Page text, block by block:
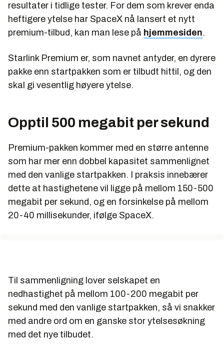
resultater i tidlige tester. For dem som krever enda
heftigere ytelse har SpaceX nå lansert et nytt
premium-tilbud, kan man lese på hjemmesiden.
Starlink Premium er, som navnet antyder, en dyrere
pakke enn startpakken som er tilbudt hittil, og den
skal gi vesentlig høyere ytelse.
Opptil 500 megabit per sekund
Premium-pakken kommer med en større antenne
som har mer enn dobbel kapasitet sammenlignet
med den vanlige startpakken. I praksis innebærer
dette at hastighetene vil ligge på mellom 150-500
megabit per sekund, og en forsinkelse på mellom
20-40 millisekunder, ifølge SpaceX.
Til sammenligning lover selskapet en
nedhastighet på mellom 100-200 megabit per
sekund med den vanlige startpakken, så vi snakker
med andre ord om en ganske stor ytelsesøkning
med det nye tilbudet.